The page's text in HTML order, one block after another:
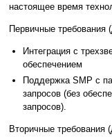
настоящее время
Первичные требования
Интеграция с
обеспечением
Поддержка SMP с
запросов (без
запросов).
Вторичные требования